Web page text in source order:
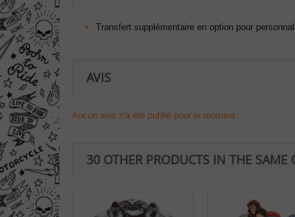
Transfert supplémentaire en option pour
AVIS
Aucun avis n'a été publié pour le moment.
30 OTHER PRODUCTS IN THE SAME